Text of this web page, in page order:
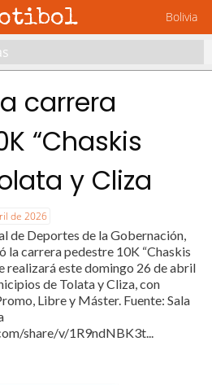
Bolivia
carrera
“Chaskis
y Cliza
de 2026
de Deportes de la Gobernación,
la carrera pedestre 10K “Chaskis
realizará este domingo 26 de abril
de Tolata y Cliza, con
Libre y Máster. Fuente: Sala
share/v/1R9ndNBK3t...